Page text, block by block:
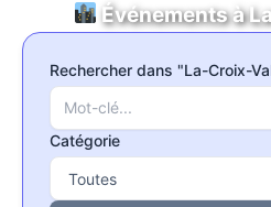
Événements à
Rechercher dans "La-Croix-
Catégorie